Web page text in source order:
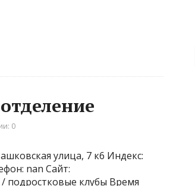
0
улица, 7 к6 Индекс:
nan Сайт:
подростковые клубы Время